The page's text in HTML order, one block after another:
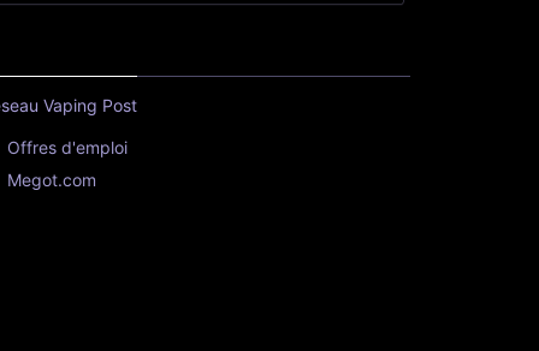
Vaping Post
Offres d'emploi
Megot.com